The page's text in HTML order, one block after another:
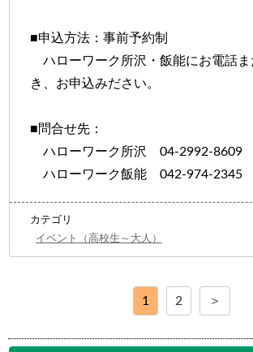
■申込方法：事前予約制
ハローワーク所沢・飯能にお電話ま
き、お申込みださい。
■問合せ先：
ハローワーク所沢 04-2992-8609
ハローワーク飯能 042-974-2345
カテゴリ
イベント（高校生～大人）
1 2 ＞